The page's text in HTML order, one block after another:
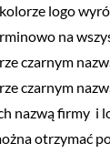
logo
na
czarnym
czarnym
nazwą firmy i
otrzymać